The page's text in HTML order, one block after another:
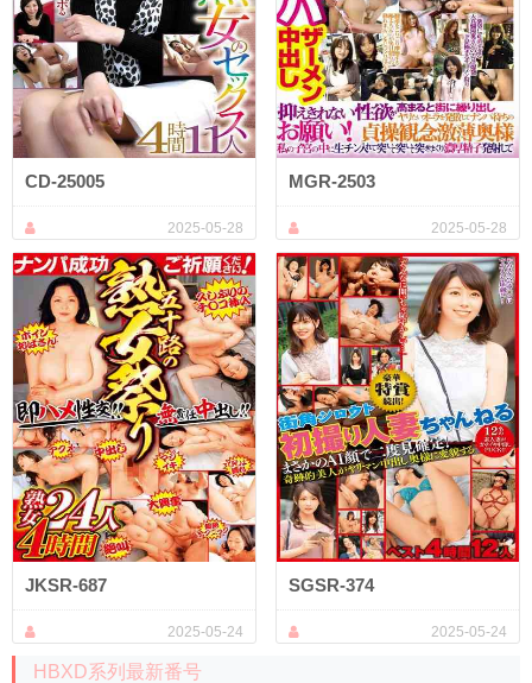
CD-25005
2025-05-28
MGR-2503
2025-05-28
JKSR-687
2025-05-24
SGSR-374
2025-05-24
HBXD系列最新番号